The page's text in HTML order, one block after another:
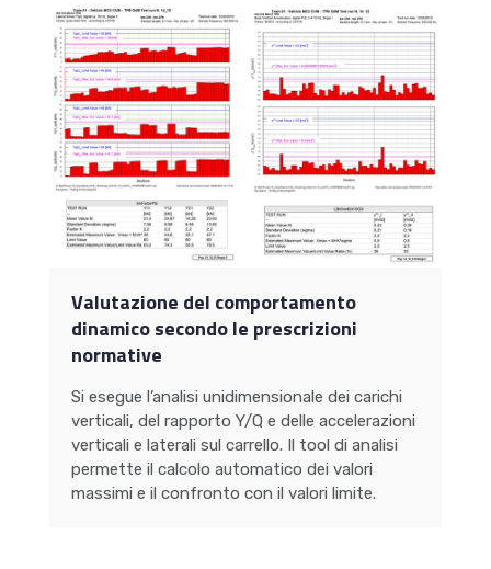
Valutazione del comportamento
dinamico secondo le prescrizioni
normative
Si esegue l’analisi unidimensionale dei carichi
verticali, del rapporto Y/Q e delle accelerazioni
verticali e laterali sul carrello. Il tool di analisi
permette il calcolo automatico dei valori
massimi e il confronto con il valori limite.